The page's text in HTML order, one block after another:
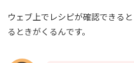
ウェブ上でレシピが確認できる
るときがくるんです。